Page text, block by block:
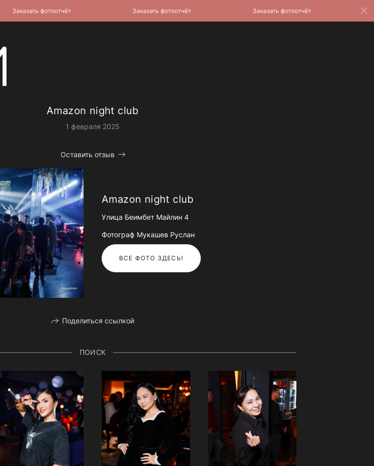
Amazon night club
1 февраля 2025
Оставить отзыв
Amazon night club
Улица Беимбет Майлин 4
Фотограф Мукашев Руслан
ВСЕ ФОТО ЗДЕСЬ!
Поделиться ссылкой
ПОИСК
Заказать фотоотчёт Заказать фотоотчёт Заказать фотоотчёт